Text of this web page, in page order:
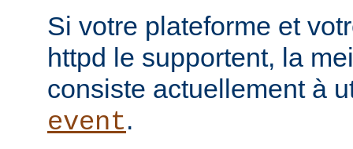
Si votre plateforme et
httpd le supportent, la
consiste actuellement à
event.